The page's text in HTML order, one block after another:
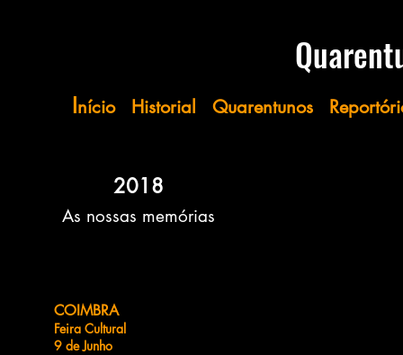
Início Historial Quarentunos
2018
As nossas memórias
COIMBRA
Feira Cultural
9 de Junho